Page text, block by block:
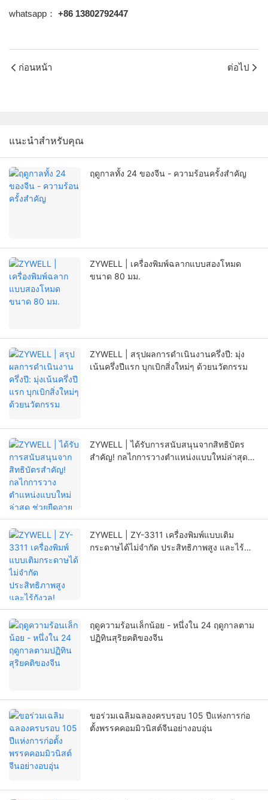
whatsapp： +86 13802792447
ก่อนหน้า ต่อไป
แนะนำสำหรับคุณ
ฤดูกาลทั้ง 24 ของจีน - ความร้อนครั้งสำคัญ
ZYWELL | เครื่องพิมพ์ฉลากแบบสองโหมด
ขนาด 80 มม.
ZYWELL | สรุปผลการดำเนินงานครึ่งปี: มุ่ง
เน้นครึ่งปีแรก บุกเบิกสิ่งใหม่ๆ ด้วยนวัตกรรม
ZYWELL | ได้รับการสนับสนุนจากสิทธิบัตร
สำคัญ! กลไกการวางตำแหน่งแบบใหม่ล่าสุด
ZYWELL | ZY-3311 เครื่องพิมพ์แบบเติม
กระดาษได้ไม่จำกัด ประสิทธิภาพสูง และไร้
ฤดูความร้อนเล็กน้อย - หนึ่งใน 24 ฤดูกาลตาม
ปฏิทินสุริยคติของจีน
ขอร่วมเฉลิมฉลองครบรอบ 105 ปีแห่งการก่อ
ตั้งพรรคคอมมิวนิสต์จีนอย่างอบอุ่น